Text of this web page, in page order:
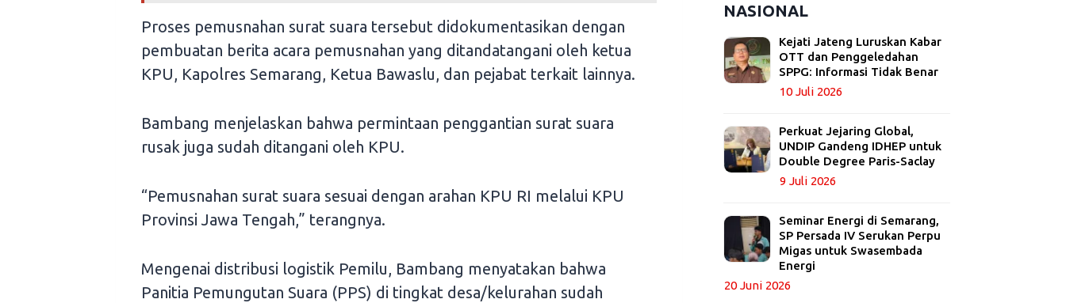
Proses pemusnahan surat suara tersebut didokumentasikan dengan
pembuatan berita acara pemusnahan yang ditandatangani oleh ketua
KPU, Kapolres Semarang, Ketua Bawaslu, dan pejabat terkait lainnya.
Bambang menjelaskan bahwa permintaan penggantian surat suara
rusak juga sudah ditangani oleh KPU.
“Pemusnahan surat suara sesuai dengan arahan KPU RI melalui KPU
Provinsi Jawa Tengah,” terangnya.
Mengenai distribusi logistik Pemilu, Bambang menyatakan bahwa
Panitia Pemungutan Suara (PPS) di tingkat desa/kelurahan sudah
NASIONAL
Kejati Jateng Luruskan Kabar
OTT dan Penggeledahan
SPPG: Informasi Tidak Benar
10 Juli 2026
Perkuat Jejaring Global,
UNDIP Gandeng IDHEP untuk
Double Degree Paris-Saclay
9 Juli 2026
Seminar Energi di Semarang,
SP Persada IV Serukan Perpu
Migas untuk Swasembada
Energi
20 Juni 2026